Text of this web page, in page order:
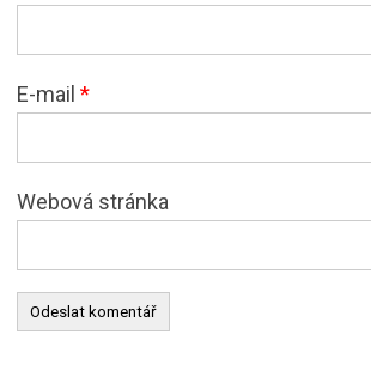
E-mail *
Webová stránka